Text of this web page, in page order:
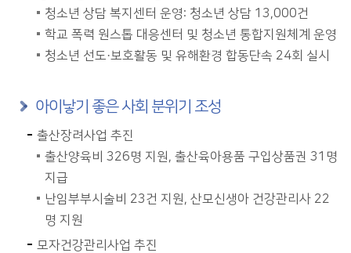
청소년 상담 복지센터 운영: 청소년 상담 13,000건
학교 폭력 원스톱 대응센터 및 청소년 통합지원체계 운영
청소년 선도·보호활동 및 유해환경 합동단속 24회 실시
아이낳기 좋은 사회 분위기 조성
출산장려사업 추진
출산양육비 326명 지원, 출산육아용품 구입상품권 31명
지급
난임부부시술비 23건 지원, 산모신생아 건강관리사 22
명 지원
모자건강관리사업 추진